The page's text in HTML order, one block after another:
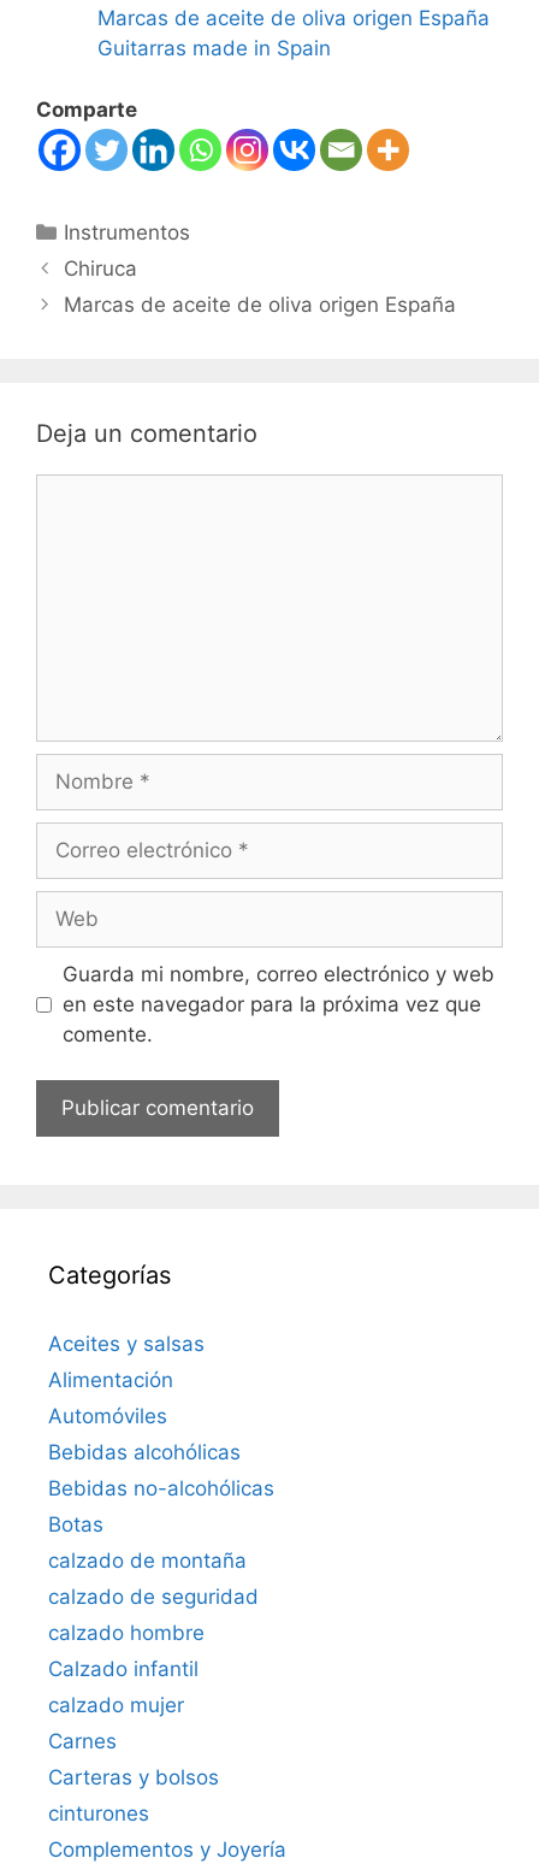
Marcas de aceite de oliva origen España
Guitarras made in Spain
Comparte
Categorías
Instrumentos
Chiruca
Marcas de aceite de oliva origen España
Deja un comentario
electrónico
Guarda mi nombre, correo electrónico y web
en este navegador para la próxima vez que
comente.
Categorías
Aceites y salsas
Alimentación
Automóviles
Bebidas alcohólicas
Bebidas no-alcohólicas
Botas
calzado de montaña
calzado de seguridad
calzado hombre
Calzado infantil
calzado mujer
Carnes
Carteras y bolsos
cinturones
Complementos y Joyería